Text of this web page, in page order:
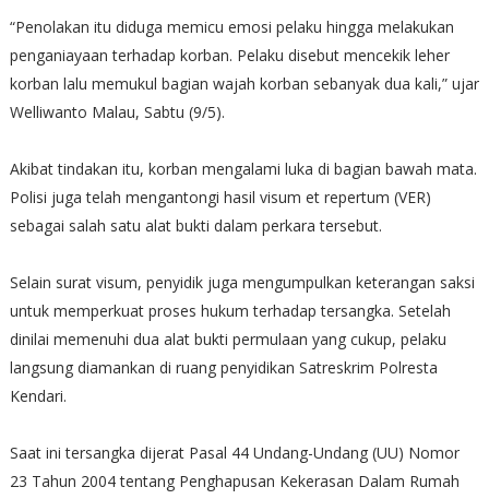
“Penolakan itu diduga memicu emosi pelaku hingga melakukan
penganiayaan terhadap korban. Pelaku disebut mencekik leher
korban lalu memukul bagian wajah korban sebanyak dua kali,” ujar
Welliwanto Malau, Sabtu (9/5).
Akibat tindakan itu, korban mengalami luka di bagian bawah mata.
Polisi juga telah mengantongi hasil visum et repertum (VER)
sebagai salah satu alat bukti dalam perkara tersebut.
Selain surat visum, penyidik juga mengumpulkan keterangan saksi
untuk memperkuat proses hukum terhadap tersangka. Setelah
dinilai memenuhi dua alat bukti permulaan yang cukup, pelaku
langsung diamankan di ruang penyidikan Satreskrim Polresta
Kendari.
Saat ini tersangka dijerat Pasal 44 Undang-Undang (UU) Nomor
23 Tahun 2004 tentang Penghapusan Kekerasan Dalam Rumah